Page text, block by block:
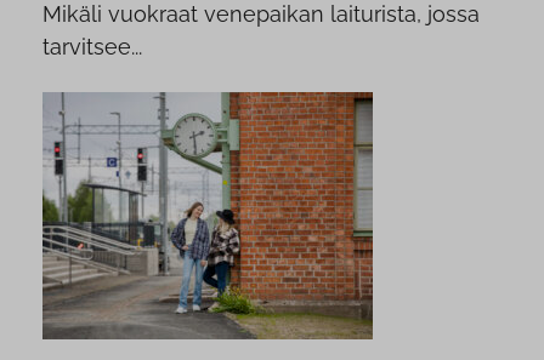
Mikäli vuokraat venepaikan laiturista, jossa
tarvitsee...